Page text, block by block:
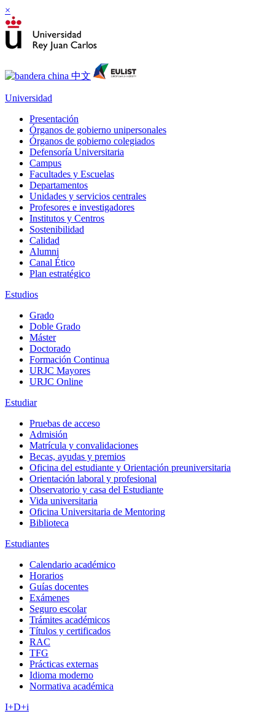
×
Universidad
Presentación
Órganos de gobierno unipersonales
Órganos de gobierno colegiados
Defensoría Universitaria
Campus
Facultades y Escuelas
Departamentos
Unidades y servicios centrales
Profesores e investigadores
Institutos y Centros
Sostenibilidad
Calidad
Alumni
Canal Ético
Plan estratégico
Estudios
Grado
Doble Grado
Máster
Doctorado
Formación Continua
URJC Mayores
URJC Online
Estudiar
Pruebas de acceso
Admisión
Matrícula y convalidaciones
Becas, ayudas y premios
Oficina del estudiante y Orientación preuniversitaria
Orientación laboral y profesional
Observatorio y casa del Estudiante
Vida universitaria
Oficina Universitaria de Mentoring
Biblioteca
Estudiantes
Calendario académico
Horarios
Guías docentes
Exámenes
Seguro escolar
Trámites académicos
Títulos y certificados
RAC
TFG
Prácticas externas
Idioma moderno
Normativa académica
I+D+i